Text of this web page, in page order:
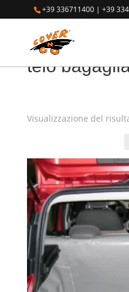
+39 336711400 |+39
Home/ Prodotti taggati
telo
Visualizzazione del